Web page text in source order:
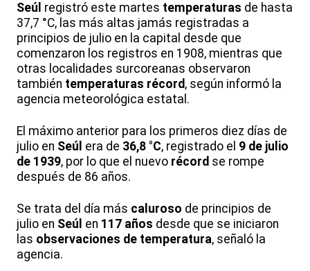
Seúl registró este martes temperaturas de hasta
37,7 °C, las más altas jamás registradas a
principios de julio en la capital desde que
comenzaron los registros en 1908, mientras que
otras localidades surcoreanas observaron
también temperaturas récord, según informó la
agencia meteorológica estatal.
El máximo anterior para los primeros diez días de
julio en Seúl era de 36,8 °C, registrado el 9 de julio
de 1939, por lo que el nuevo récord se rompe
después de 86 años.
Se trata del día más caluroso de principios de
julio en Seúl en 117 años desde que se iniciaron
las observaciones de temperatura, señaló la
agencia.